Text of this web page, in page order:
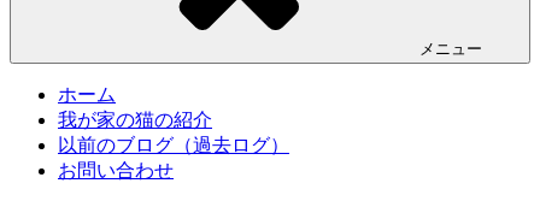
メニュー
ホーム
我が家の猫の紹介
以前のブログ（過去ログ）
お問い合わせ